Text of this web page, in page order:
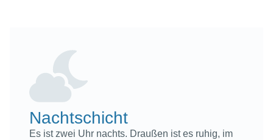
Nachtschicht
Es ist zwei Uhr nachts. Draußen ist es ruhig, im